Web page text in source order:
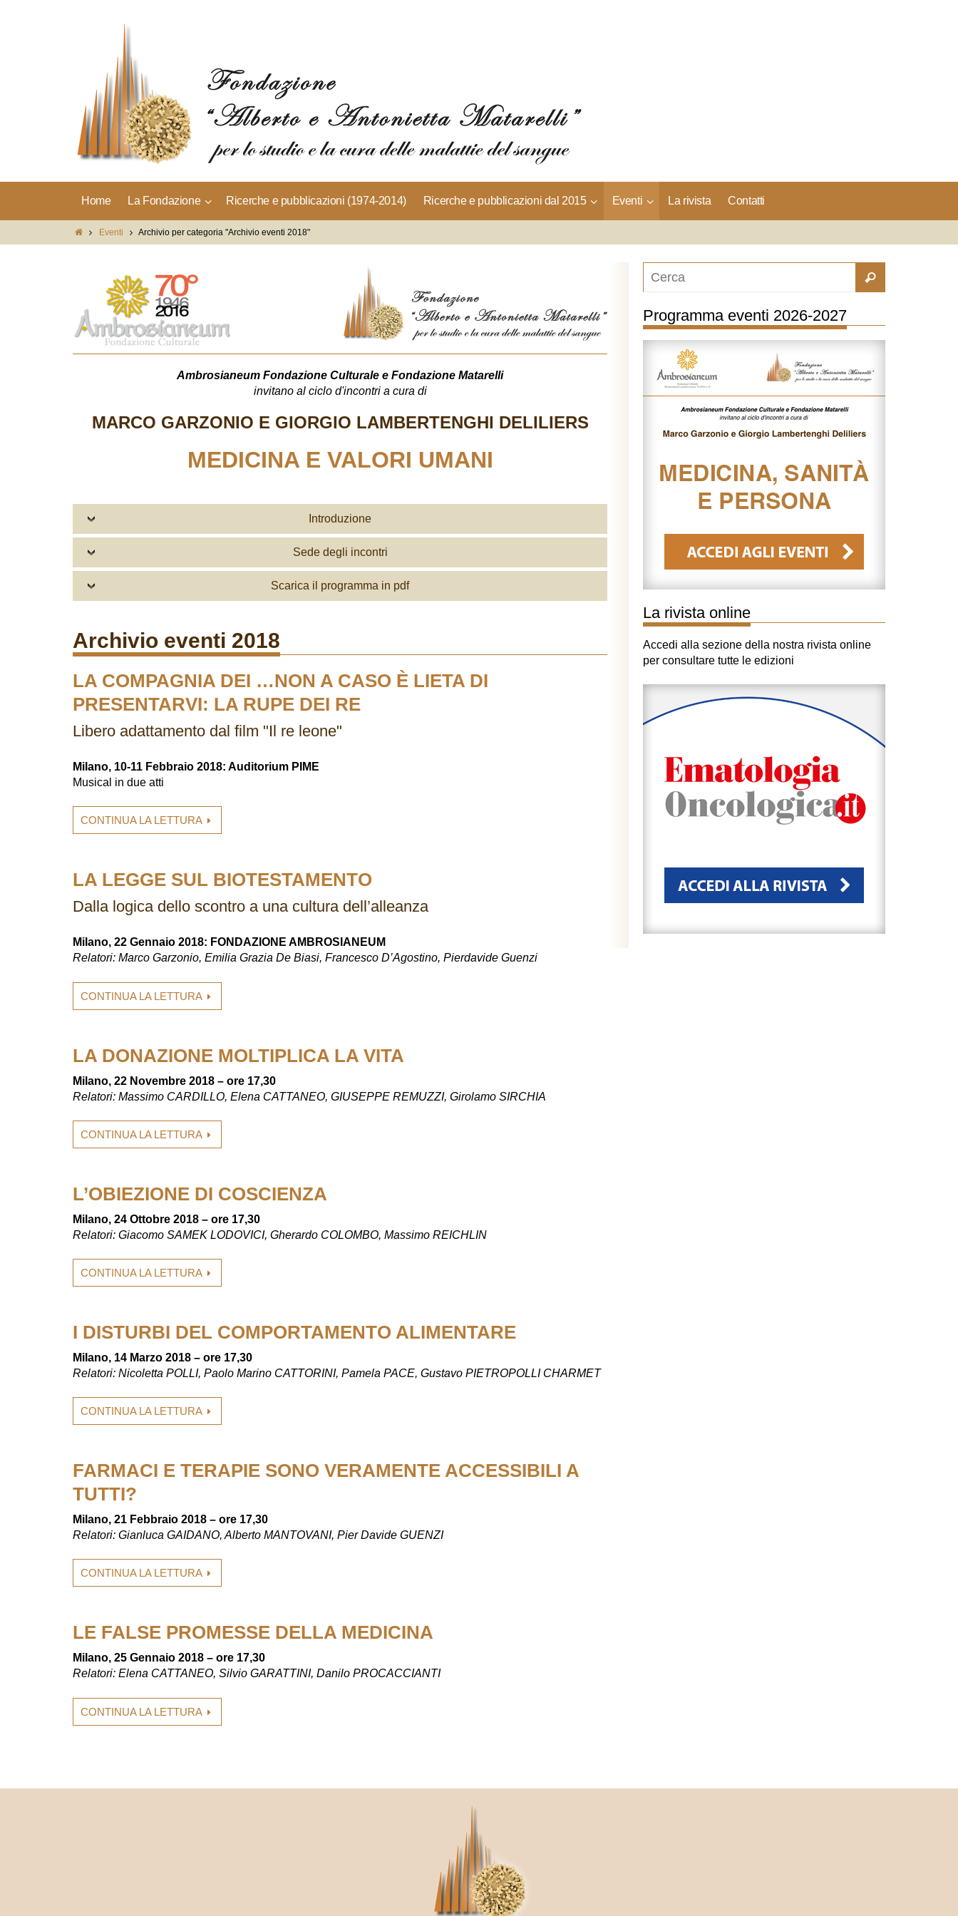
Home La Fondazione Ricerche e pubblicazioni (1974-2014) Ricerche e pubblicazioni dal 2015 Eventi La rivista Contatti
Eventi Archivio per categoria "Archivio eventi 2018"
Ambrosianeum Fondazione Culturale e Fondazione Matarelli
invitano al ciclo d'incontri a cura di
MARCO GARZONIO E GIORGIO LAMBERTENGHI DELILIERS
MEDICINA E VALORI UMANI
Introduzione
Sede degli incontri
Scarica il programma in pdf
Archivio eventi 2018
LA COMPAGNIA DEI …NON A CASO È LIETA DI
PRESENTARVI: LA RUPE DEI RE
Libero adattamento dal film "Il re leone"
Milano, 10-11 Febbraio 2018: Auditorium PIME
Musical in due atti
CONTINUA LA LETTURA
LA LEGGE SUL BIOTESTAMENTO
Dalla logica dello scontro a una cultura dell’alleanza
Milano, 22 Gennaio 2018: FONDAZIONE AMBROSIANEUM
Relatori: Marco Garzonio, Emilia Grazia De Biasi, Francesco D’Agostino, Pierdavide Guenzi
CONTINUA LA LETTURA
LA DONAZIONE MOLTIPLICA LA VITA
Milano, 22 Novembre 2018 – ore 17,30
Relatori: Massimo CARDILLO, Elena CATTANEO, GIUSEPPE REMUZZI, Girolamo SIRCHIA
CONTINUA LA LETTURA
L’OBIEZIONE DI COSCIENZA
Milano, 24 Ottobre 2018 – ore 17,30
Relatori: Giacomo SAMEK LODOVICI, Gherardo COLOMBO, Massimo REICHLIN
CONTINUA LA LETTURA
I DISTURBI DEL COMPORTAMENTO ALIMENTARE
Milano, 14 Marzo 2018 – ore 17,30
Relatori: Nicoletta POLLI, Paolo Marino CATTORINI, Pamela PACE, Gustavo PIETROPOLLI CHARMET
CONTINUA LA LETTURA
FARMACI E TERAPIE SONO VERAMENTE ACCESSIBILI A
TUTTI?
Milano, 21 Febbraio 2018 – ore 17,30
Relatori: Gianluca GAIDANO, Alberto MANTOVANI, Pier Davide GUENZI
CONTINUA LA LETTURA
LE FALSE PROMESSE DELLA MEDICINA
Milano, 25 Gennaio 2018 – ore 17,30
Relatori: Elena CATTANEO, Silvio GARATTINI, Danilo PROCACCIANTI
CONTINUA LA LETTURA
Programma eventi 2026-2027
La rivista online
Accedi alla sezione della nostra rivista online
per consultare tutte le edizioni